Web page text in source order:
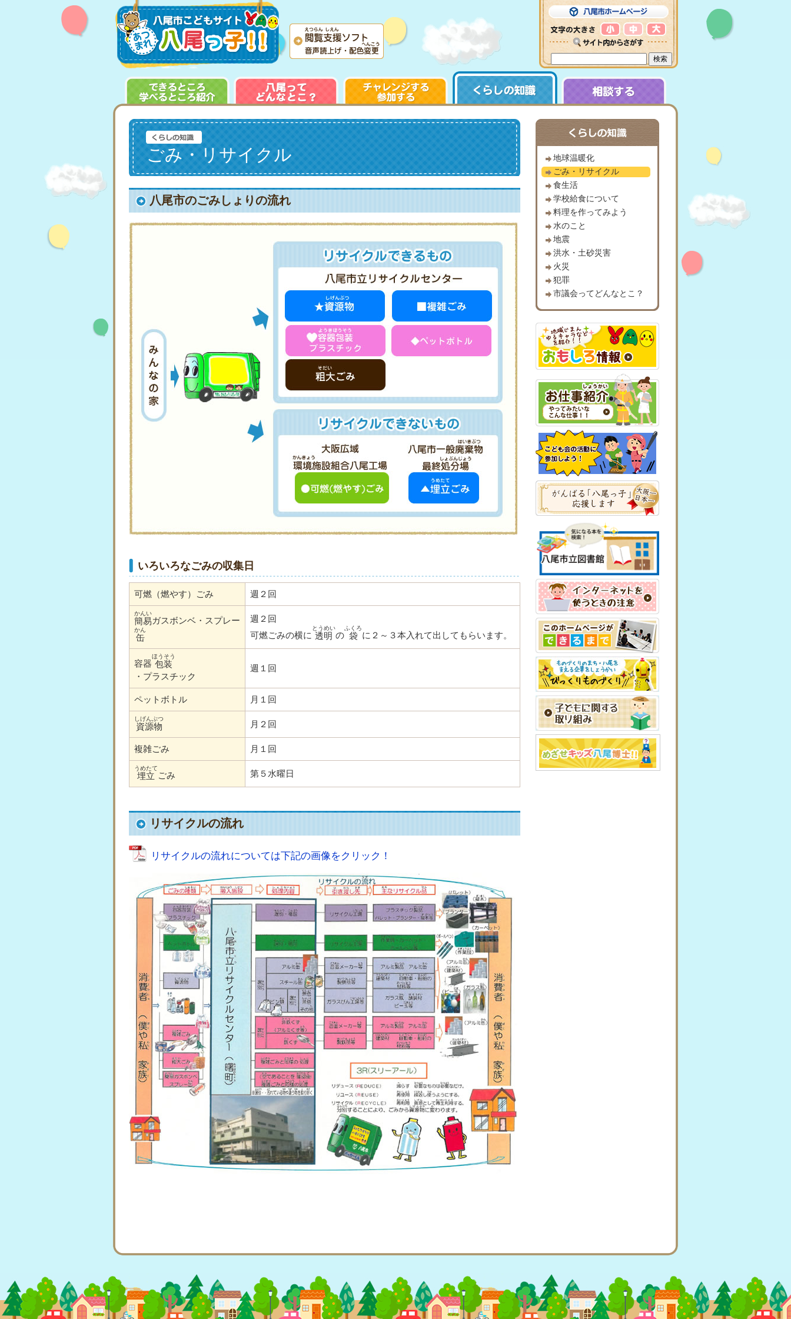
ごみ・リサイクル
八尾市のごみしょりの流れ
いろいろなごみの収集日
可燃（燃やす）ごみ 週２回
簡易
かんい
ガスボンベ・スプレー
缶
かん
週２回
可燃ごみの横に 透明
とうめい
の 袋
ふくろ
に２～３本入れて出してもらいます。
容器 包装
ほうそう
・プラスチック
週１回
ペットボトル 月１回
資源物
しげんぶつ
月２回
複雑ごみ 月１回
埋立
うめたて
ごみ 第５水曜日
リサイクルの流れ
リサイクルの流れについては下記の画像をクリック！
地球温暖化
ごみ・リサイクル
食生活
学校給食について
料理を作ってみよう
水のこと
地震
洪水・土砂災害
火災
犯罪
市議会ってどんなとこ？